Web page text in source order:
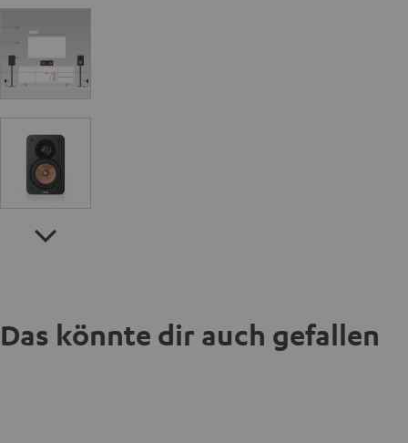
Das könnte dir auch gefallen